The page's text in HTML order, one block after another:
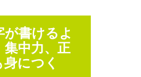
書けるよ
中力、正
につく